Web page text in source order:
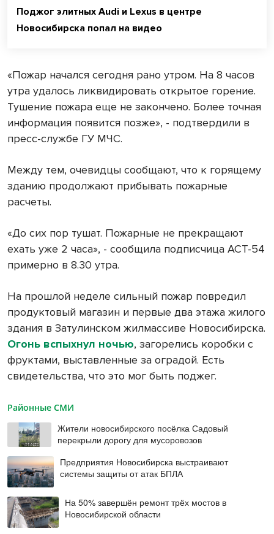
Поджог элитных Audi и Lexus в центре
Новосибирска попал на видео
«Пожар начался сегодня рано утром. На 8 часов
утра удалось ликвидировать открытое горение.
Тушение пожара еще не закончено. Более точная
информация появится позже», - подтвердили в
пресс-службе ГУ МЧС.
Между тем, очевидцы сообщают, что к горящему
зданию продолжают прибывать пожарные
расчеты.
«До сих пор тушат. Пожарные не прекращают
ехать уже 2 часа», - сообщила подписчица АСТ-54
примерно в 8.30 утра.
На прошлой неделе сильный пожар повредил
продуктовый магазин и первые два этажа жилого
здания в Затулинском жилмассиве Новосибирска.
Огонь вспыхнул ночью, загорелись коробки с
фруктами, выставленные за оградой. Есть
свидетельства, что это мог быть поджег.
Районные СМИ
Жители новосибирского посёлка Садовый
перекрыли дорогу для мусоровозов
Предприятия Новосибирска выстраивают
системы защиты от атак БПЛА
На 50% завершён ремонт трёх мостов в
Новосибирской области